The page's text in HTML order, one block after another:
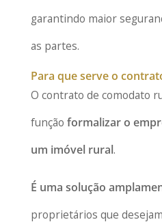
garantindo maior
as partes.
Para que serve o
O contrato de comodato
função formalizar o
um imóvel rural.
É uma solução
proprietários que